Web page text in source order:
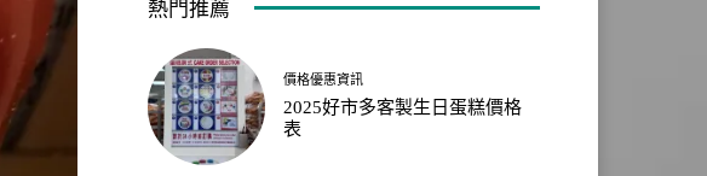
熱門推薦
價格優惠資訊
2025好市多客製生日蛋糕價格
表